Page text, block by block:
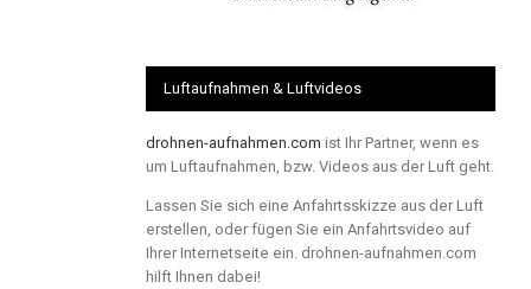
Luftaufnahmen & Luftvideos
drohnen-aufnahmen.com ist Ihr Partner, wenn es
um Luftaufnahmen, bzw. Videos aus der Luft geht.
Lassen Sie sich eine Anfahrtsskizze aus der Luft
erstellen, oder fügen Sie ein Anfahrtsvideo auf
Ihrer Internetseite ein. drohnen-aufnahmen.com
hilft Ihnen dabei!